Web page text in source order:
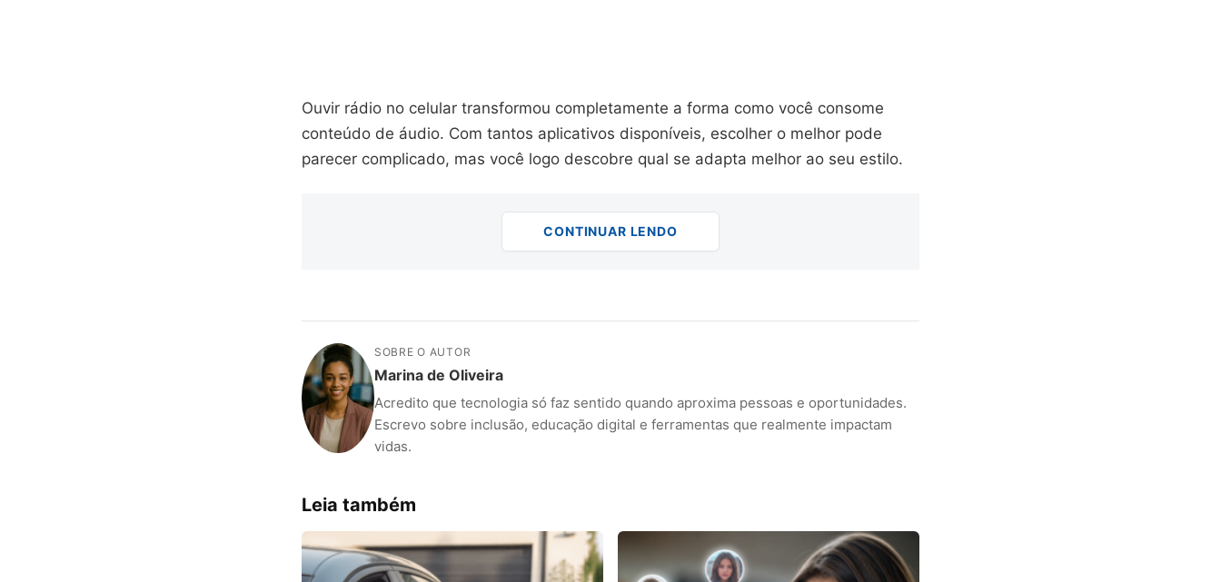
Ouvir rádio no celular transformou completamente a forma como você consome
conteúdo de áudio. Com tantos aplicativos disponíveis, escolher o melhor pode
parecer complicado, mas você logo descobre qual se adapta melhor ao seu estilo.
CONTINUAR LENDO
ANÚNCIOS
SOBRE O AUTOR
Marina de Oliveira
Acredito que tecnologia só faz sentido quando aproxima pessoas e oportunidades.
Escrevo sobre inclusão, educação digital e ferramentas que realmente impactam
vidas.
Leia também